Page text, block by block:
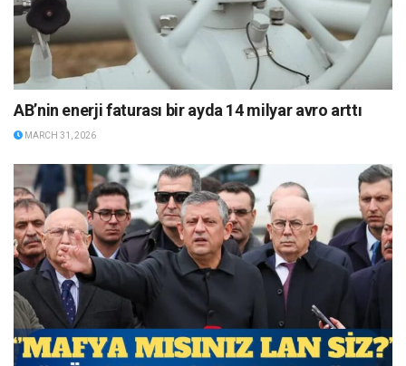
AB’nin enerji faturası bir ayda 14 milyar avro arttı
MARCH 31, 2026